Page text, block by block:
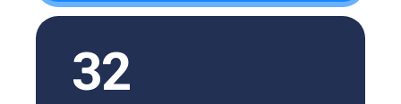
32